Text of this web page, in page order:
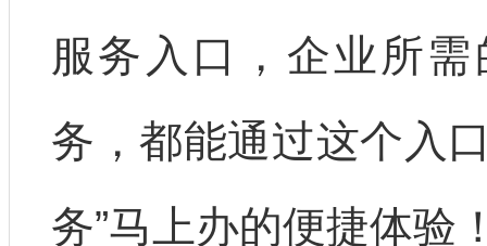
服务入口，企业所
务，都能通过这个入
务”马上办的便捷体验